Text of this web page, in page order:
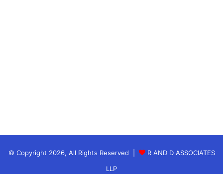
rcb-vs-gt-final-2026
© Copyright 2026, All Rights Reserved |
R AND D ASSOCIATES
LLP